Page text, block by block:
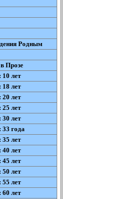
Родным
Прозе
лет
лет
лет
лет
лет
года
лет
лет
лет
лет
лет
лет